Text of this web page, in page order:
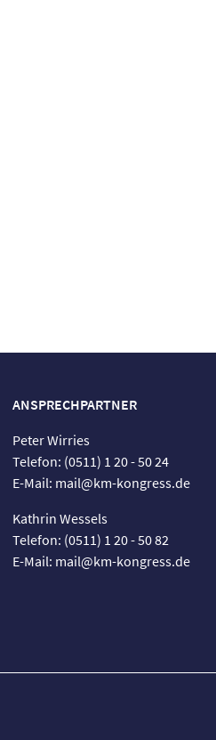
ANSPRECHPARTNER
Peter Wirries
Telefon: (0511) 1 20 - 50 24
E-Mail: mail@km-kongress.de
Kathrin Wessels
Telefon: (0511) 1 20 - 50 82
E-Mail: mail@km-kongress.de